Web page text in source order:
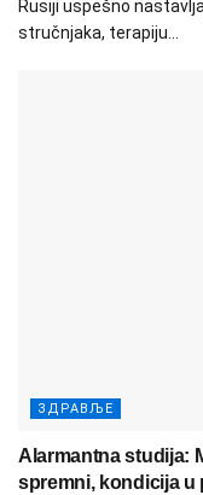
Rusiji uspešno
stručnjaka, terapiju...
ЗДРАВЉЕ
Alarmantna studija:
spremni, kondicija u